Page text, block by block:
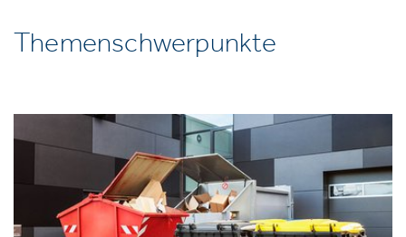
Themenschwerpunkte